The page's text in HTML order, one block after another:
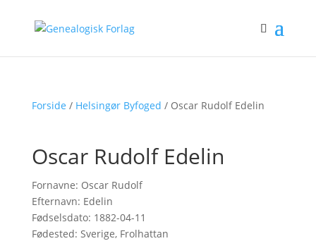
Forside / Helsingør Byfoged / Oscar Rudolf Edelin
Oscar Rudolf Edelin
Fornavne: Oscar Rudolf
Efternavn: Edelin
Fødselsdato: 1882-04-11
Fødested: Sverige, Frolhattan